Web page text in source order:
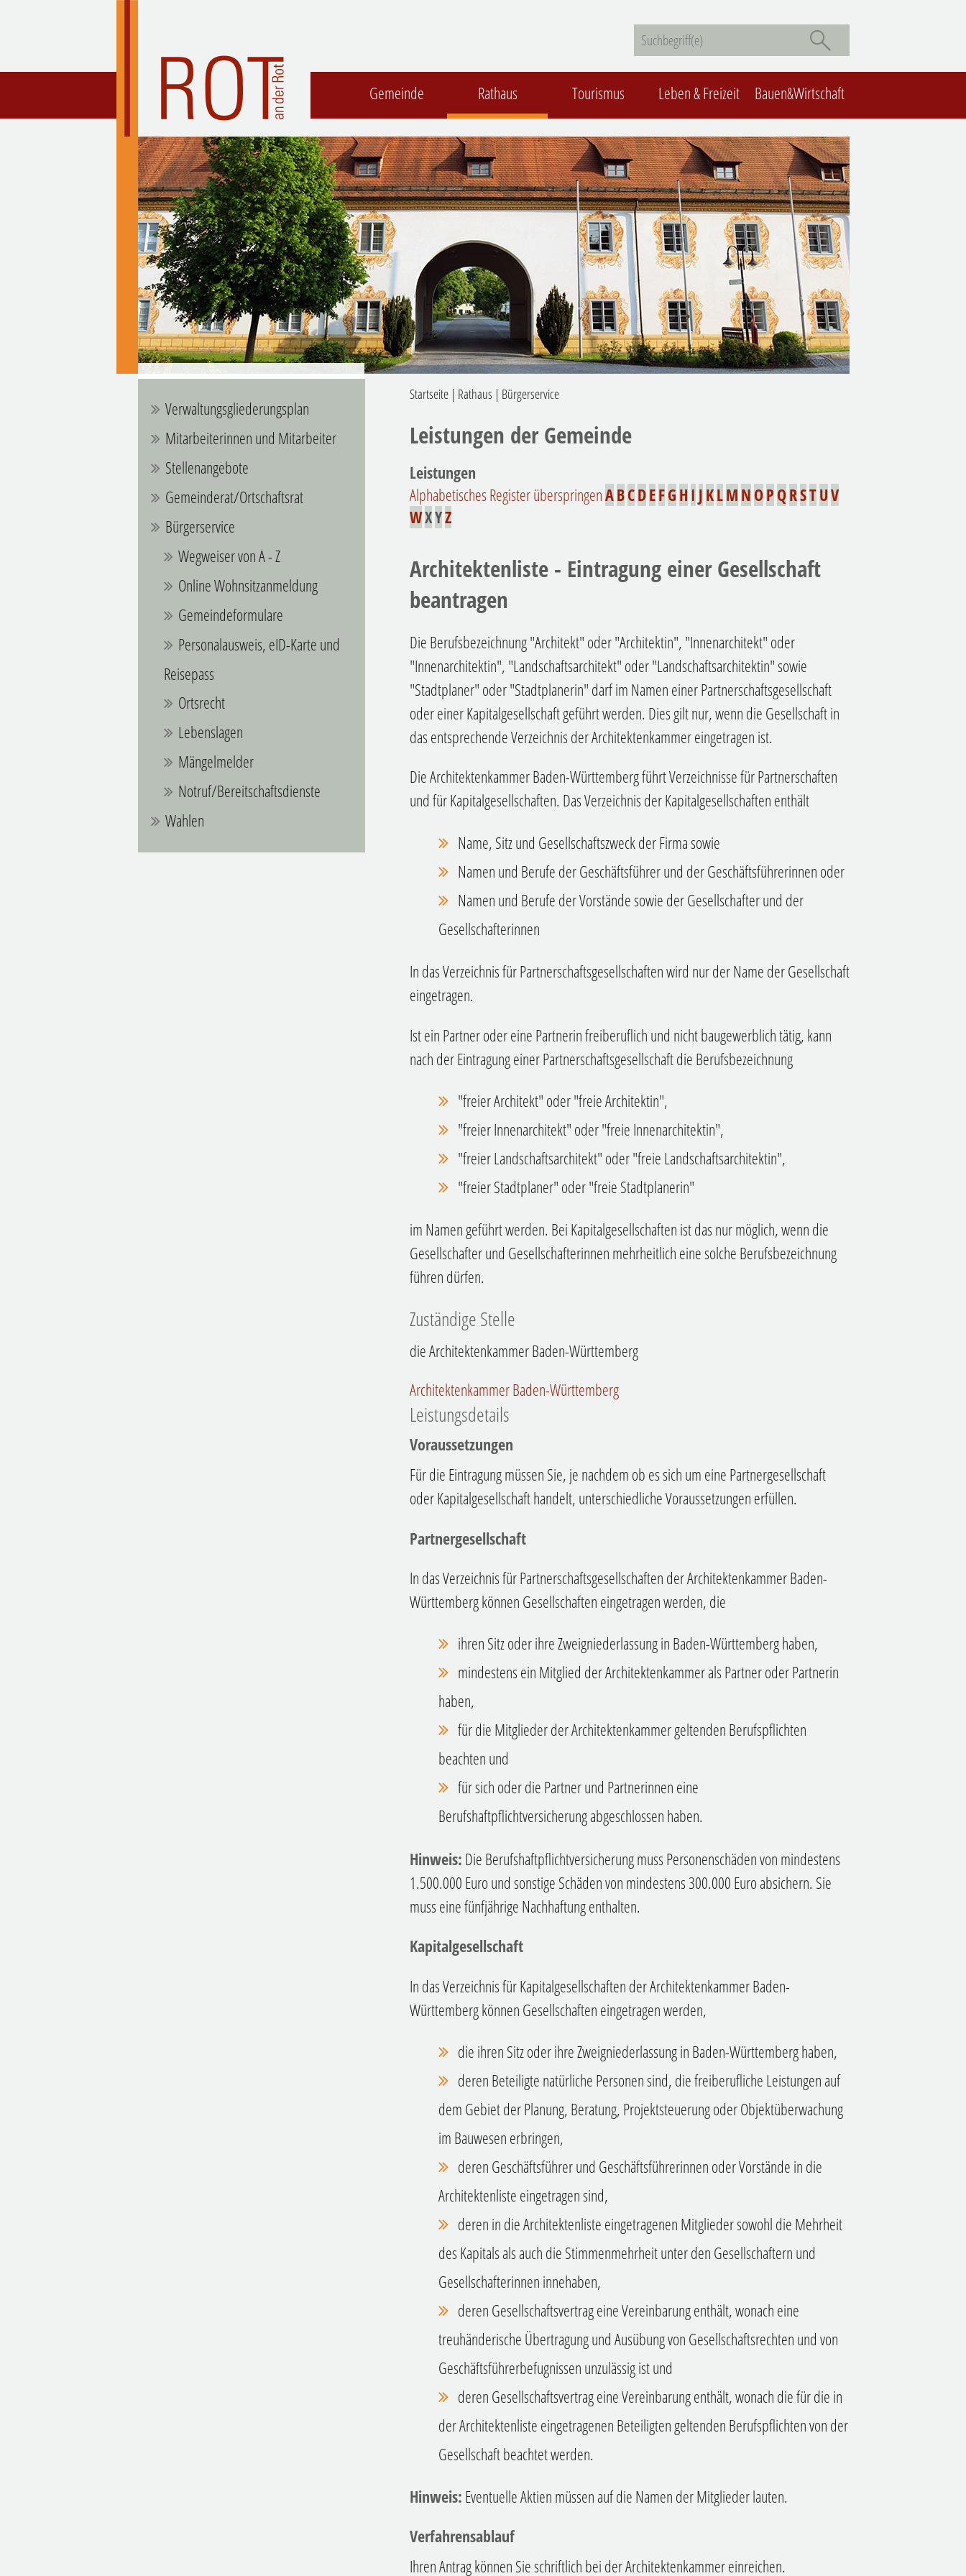
Gemeinde Rathaus Tourismus Leben & Freizeit Bauen&Wirtschaft
Verwaltungsgliederungsplan
Mitarbeiterinnen und Mitarbeiter
Stellenangebote
Gemeinderat/Ortschaftsrat
Bürgerservice
Wegweiser von A - Z
Online Wohnsitzanmeldung
Gemeindeformulare
Personalausweis, eID-Karte und
Reisepass
Ortsrecht
Lebenslagen
Mängelmelder
Notruf/Bereitschaftsdienste
Wahlen
Startseite | Rathaus | Bürgerservice
Leistungen der Gemeinde
Leistungen
Alphabetisches Register überspringenABCDEFGH I JKLMNOPQRSTUV
WXYZ
Architektenliste - Eintragung einer Gesellschaft
beantragen
Die Berufsbezeichnung "Architekt" oder "Architektin", "Innenarchitekt" oder
"Innenarchitektin", "Landschaftsarchitekt" oder "Landschaftsarchitektin" sowie
"Stadtplaner" oder "Stadtplanerin" darf im Namen einer Partnerschaftsgesellschaft
oder einer Kapitalgesellschaft geführt werden. Dies gilt nur, wenn die Gesellschaft in
das entsprechende Verzeichnis der Architektenkammer eingetragen ist.
Die Architektenkammer Baden-Württemberg führt Verzeichnisse für Partnerschaften
und für Kapitalgesellschaften. Das Verzeichnis der Kapitalgesellschaften enthält
Name, Sitz und Gesellschaftszweck der Firma sowie
Namen und Berufe der Geschäftsführer und der Geschäftsführerinnen oder
Namen und Berufe der Vorstände sowie der Gesellschafter und der
Gesellschafterinnen
In das Verzeichnis für Partnerschaftsgesellschaften wird nur der Name der Gesellschaft
eingetragen.
Ist ein Partner oder eine Partnerin freiberuflich und nicht baugewerblich tätig, kann
nach der Eintragung einer Partnerschaftsgesellschaft die Berufsbezeichnung
"freier Architekt" oder "freie Architektin",
"freier Innenarchitekt" oder "freie Innenarchitektin",
"freier Landschaftsarchitekt" oder "freie Landschaftsarchitektin",
"freier Stadtplaner" oder "freie Stadtplanerin"
im Namen geführt werden. Bei Kapitalgesellschaften ist das nur möglich, wenn die
Gesellschafter und Gesellschafterinnen mehrheitlich eine solche Berufsbezeichnung
führen dürfen.
Zuständige Stelle
die Architektenkammer Baden-Württemberg
Architektenkammer Baden-Württemberg
Leistungsdetails
Voraussetzungen
Für die Eintragung müssen Sie, je nachdem ob es sich um eine Partnergesellschaft
oder Kapitalgesellschaft handelt, unterschiedliche Voraussetzungen erfüllen.
Partnergesellschaft
In das Verzeichnis für Partnerschaftsgesellschaften der Architektenkammer Baden-
Württemberg können Gesellschaften eingetragen werden, die
ihren Sitz oder ihre Zweigniederlassung in Baden-Württemberg haben,
mindestens ein Mitglied der Architektenkammer alsPartner oder Partnerin
haben,
für die Mitglieder der Architektenkammer geltenden Berufspflichten
beachten und
für sich oder die Partner und Partnerinnen eine
Berufshaftpflichtversicherung abgeschlossen haben.
Hinweis:Die Berufshaftpflichtversicherung muss Personenschäden von mindestens
1.500.000 Euro und sonstige Schäden von mindestens 300.000 Euro absichern. Sie
muss eine fünfjährige Nachhaftung enthalten.
Kapitalgesellschaft
In das Verzeichnis für Kapitalgesellschaften der Architektenkammer Baden-
Württemberg können Gesellschaften eingetragen werden,
die ihren Sitz oder ihre Zweigniederlassung in Baden-Württemberg haben,
deren Beteiligte natürliche Personen sind, die freiberufliche Leistungen auf
dem Gebiet der Planung, Beratung, Projektsteuerung oder Objektüberwachung
im Bauwesen erbringen,
deren Geschäftsführer und Geschäftsführerinnen oder Vorstände in die
Architektenliste eingetragen sind,
deren in die Architektenliste eingetragenen Mitglieder sowohl die Mehrheit
des Kapitals als auch die Stimmenmehrheit unter den Gesellschaftern und
Gesellschafterinnen innehaben,
deren Gesellschaftsvertrag eine Vereinbarung enthält, wonach eine
treuhänderische Übertragung und Ausübung von Gesellschaftsrechten und von
Geschäftsführerbefugnissen unzulässig ist und
deren Gesellschaftsvertrag eine Vereinbarung enthält, wonach die für die in
der Architektenliste eingetragenen Beteiligten geltenden Berufspflichten von der
Gesellschaft beachtet werden.
Hinweis:Eventuelle Aktien müssen auf die Namen der Mitglieder lauten.
Verfahrensablauf
Ihren Antrag können Sie schriftlich bei der Architektenkammer einreichen.